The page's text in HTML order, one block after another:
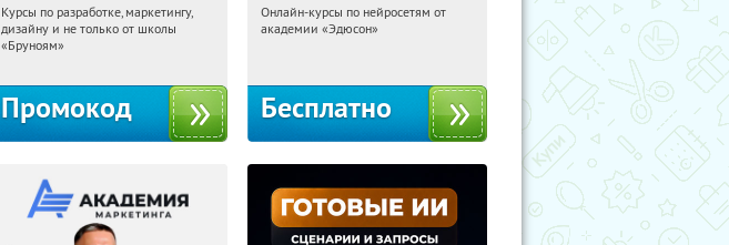
15:36:32
Получи первым!
Россия
Курсы по разработке, маркетингу,
дизайну и не только от школы
«Бруноям»
Промокод
15:36:32 Получили:
Онлайн-курсы по нейросетям от
академии «Эдюсон»
Бесплатно